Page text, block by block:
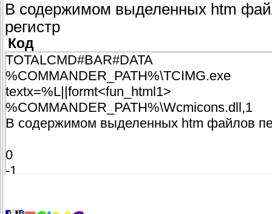
В содержимом выделенных htm
регистр
Код
TOTALCMD#BAR#DATA
%COMMANDER_PATH%\TCIMG.exe
textx=%L||formt<fun_html1>
%COMMANDER_PATH%\Wcmicons.dll,1
В содержимом выделенных htm файлов
0
-1